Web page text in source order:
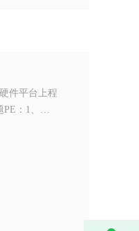
件平台上程
PE：1、…